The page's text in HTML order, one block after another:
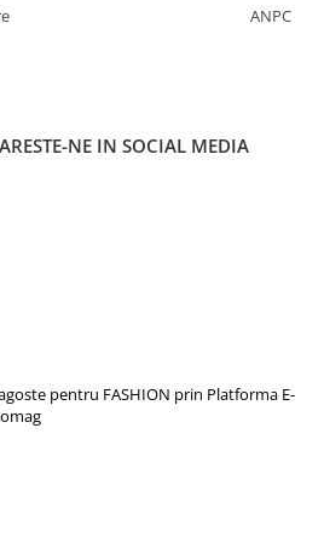
ANPC
NE IN SOCIAL MEDIA
pentru FASHION prin Platforma E-